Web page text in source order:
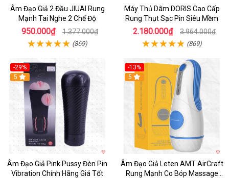
Âm Đạo Giả 2 Đầu JIUAI Rung
Mạnh Tai Nghe 2 Chế Độ
950.000₫ 1.377.000₫
(869)
Máy Thủ Dâm DORIS Cao Cấp
Rung Thụt Sạc Pin Siêu Mềm
2.180.000₫ 3.964.000₫
(869)
-29%
5
Âm Đạo Giả Pink Pussy Đèn Pin
Vibration Chính Hãng Giá Tốt
-13%
5
Âm Đạo Giả Leten AMT AirCraft
Rung Mạnh Co Bóp Massage